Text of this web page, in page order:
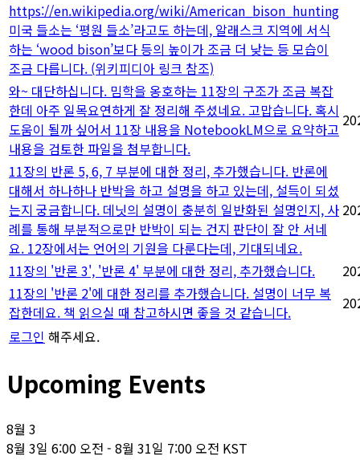
https://en.wikipedia.org/wiki/American_bison_hunting
미국 들소는 ‘평원 들소’라고도 하는데, 알래스크 지역에 서식
하는 ‘wood bison’보다 등의 높이가 조금 더 낮는 등 모습이
조금 다릅니다. (위키피디아 링크 참조)
와~ 대단하십니다. 밈학을 옹호하는 11장의 구조가 조금 복잡
한데 아주 일목요연하게 잘 정리해 주셨네요. 고맙습니다. 혹시
도움이 될까 싶어서 11장 내용을 NotebookLM으로 요약하고
내용을 검토한 파일을 첨부합니다.
11장의 반론 5, 6, 7 부분에 대한 정리, 추가했습니다. 반론에
대해서 하나하나 반박을 하고 설명을 하고 있는데, 설득이 되셨
는지 궁금합니다. 데닛의 설명이 충분히 일반화된 설명인지, 사
례를 통해 부분적으로만 반박이 되는 건지 판단이 잘 안 서네
요. 12장에서는 언어의 기원을 다룬다는데, 기대되네요.
11장의 '반론 3', '반론 4' 부분에 대한 정리, 추가했습니다.
11장의 '반론 2'에 대한 정리를 추가했습니다. 설명이 너무 복
잡한데요. 책 읽으실 때 참고하시면 좋을 것 같습니다.
로그인 해주세요.
Upcoming Events
8월 3
8월 3일 6:00 오전 - 8월 31일 7:00 오전 KST